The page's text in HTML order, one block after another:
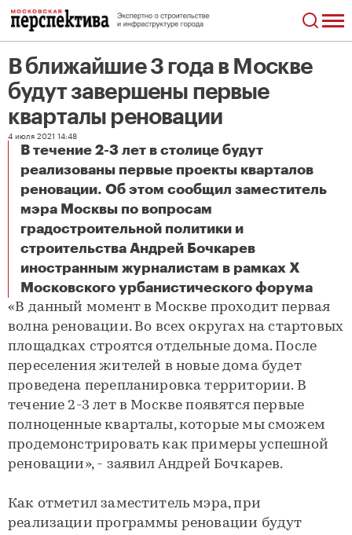
В ближайшие 3 года в Москве
будут завершены первые
кварталы реновации
4 июля 2021 14:48
В течение 2-3 лет в столице будут
реализованы первые проекты кварталов
реновации. Об этом сообщил заместитель
мэра Москвы по вопросам
градостроительной политики и
строительства Андрей Бочкарев
иностранным журналистам в рамках X
Московского урбанистического форума
«В данный момент в Москве проходит первая
волна реновации. Во всех округах на стартовых
площадках строятся отдельные дома. После
переселения жителей в новые дома будет
проведена перепланировка территории. В
течение 2-3 лет в Москве появятся первые
полноценные кварталы, которые мы сможем
продемонстрировать как примеры успешной
реновации», - заявил Андрей Бочкарев.
Как отметил заместитель мэра, при
реализации программы реновации будут